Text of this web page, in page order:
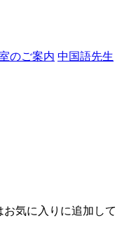
のご案内 中国語先生
気に入りに追加して